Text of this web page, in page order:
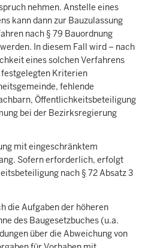
nehmen. Anstelle eines
kann dann zur Bauzulassung
nach § 79 Bauordnung
In diesem Fall wird – nach
eines solchen Verfahrens
festgelegten Kriterien
fehlende
Öffentlichkeitsbeteiligung
bei der Bezirksregierung
mit eingeschränktem
Sofern erforderlich, erfolgt
nach § 72 Absatz 3
die Aufgaben der höheren
des Baugesetzbuches (u.a.
über die Abweichung von